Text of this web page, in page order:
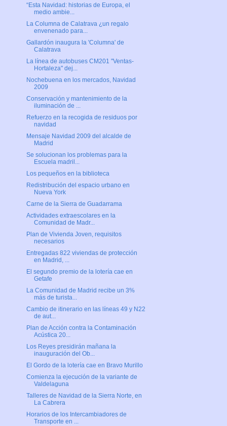
“Esta Navidad: historias de Europa, el
medio ambie...
La Columna de Calatrava ¿un regalo
envenenado para...
Gallardón inaugura la 'Columna' de
Calatrava
La línea de autobuses CM201 "Ventas-
Hortaleza" dej...
Nochebuena en los mercados, Navidad
2009
Conservación y mantenimiento de la
iluminación de ...
Refuerzo en la recogida de residuos por
navidad
Mensaje Navidad 2009 del alcalde de
Madrid
Se solucionan los problemas para la
Escuela madril...
Los pequeños en la biblioteca
Redistribución del espacio urbano en
Nueva York
Carne de la Sierra de Guadarrama
Actividades extraescolares en la
Comunidad de Madr...
Plan de Vivienda Joven, requisitos
necesarios
Entregadas 822 viviendas de protección
en Madrid, ...
El segundo premio de la lotería cae en
Getafe
La Comunidad de Madrid recibe un 3%
más de turista...
Cambio de itinerario en las líneas 49 y N22
de aut...
Plan de Acción contra la Contaminación
Acústica 20...
Los Reyes presidirán mañana la
inauguración del Ob...
El Gordo de la lotería cae en Bravo Murillo
Comienza la ejecución de la variante de
Valdelaguna
Talleres de Navidad de la Sierra Norte, en
La Cabrera
Horarios de los Intercambiadores de
Transporte en ...